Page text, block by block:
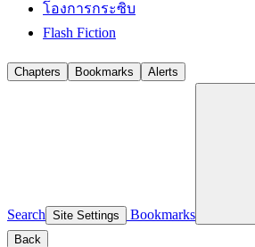
โองการกระซิบ
Flash Fiction
Chapters Bookmarks Alerts
Search Site Settings Bookmarks
Back